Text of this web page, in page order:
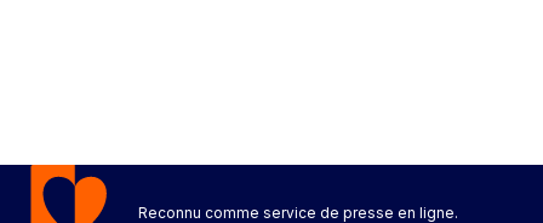
Reconnu comme service de presse en ligne.